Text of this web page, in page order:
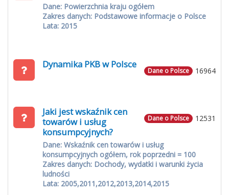
Dane: Powierzchnia kraju ogółem
Zakres danych: Podstawowe informacje o Polsce
Lata: 2015
16964
Dane o Polsce
Dynamika PKB w Polsce
12531
Dane o Polsce
Jaki jest wskaźnik cen
towarów i usług
konsumpcyjnych?
Dane: Wskaźnik cen towarów i usług
konsumpcyjnych ogółem, rok poprzedni = 100
Zakres danych: Dochody, wydatki i warunki życia
ludności
Lata: 2005,2011,2012,2013,2014,2015